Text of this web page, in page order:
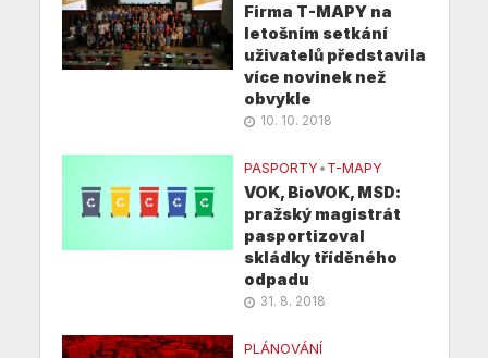
Firma T-MAPY na
letošním setkání
uživatelů představila
více novinek než
obvykle
10. 10. 2018
PASPORTY • T-MAPY
VOK, BioVOK, MSD:
pražský magistrát
pasportizoval
skládky tříděného
odpadu
31. 8. 2018
PLÁNOVÁNÍ